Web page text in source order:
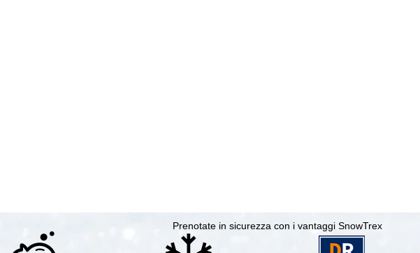
Prenotate in sicurezza con i vantaggi SnowTrex